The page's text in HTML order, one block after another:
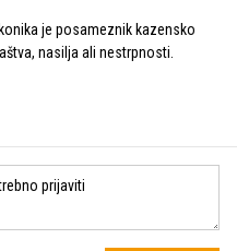
je posameznik kazensko
nasilja ali nestrpnosti.